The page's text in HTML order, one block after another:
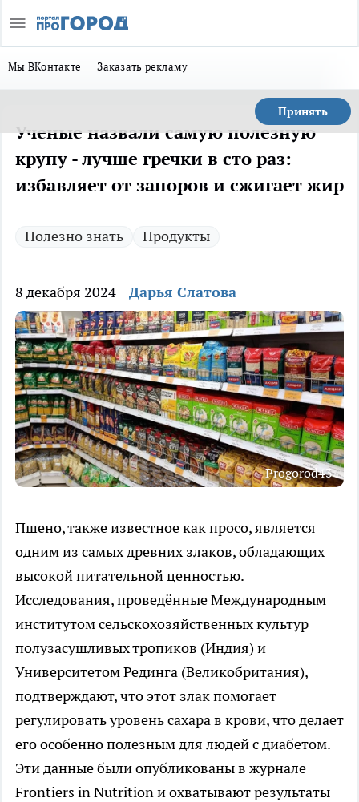
Мы ВКонтакте Заказать рекламу
Принять
Ученые назвали самую полезную
крупу - лучше гречки в сто раз:
избавляет от запоров и сжигает жир
Полезно знать Продукты
8 декабря 2024 Дарья Слатова
Progorod43
Пшено, также известное как просо, является
одним из самых древних злаков, обладающих
высокой питательной ценностью.
Исследования, проведённые Международным
институтом сельскохозяйственных культур
полузасушливых тропиков (Индия) и
Университетом Рединга (Великобритания),
подтверждают, что этот злак помогает
регулировать уровень сахара в крови, что делает
его особенно полезным для людей с диабетом.
Эти данные были опубликованы в журнале
Frontiers in Nutrition и охватывают результаты